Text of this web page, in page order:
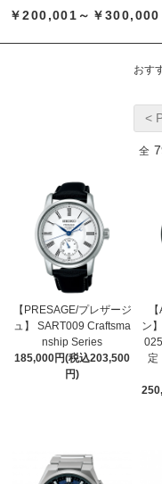
￥200,001～￥300,000
おす
<
全
【PRESAGE/プレザージ
ュ】 SART009 Craftsma
nship Series
185,000円(税込203,500
円)
ン
定